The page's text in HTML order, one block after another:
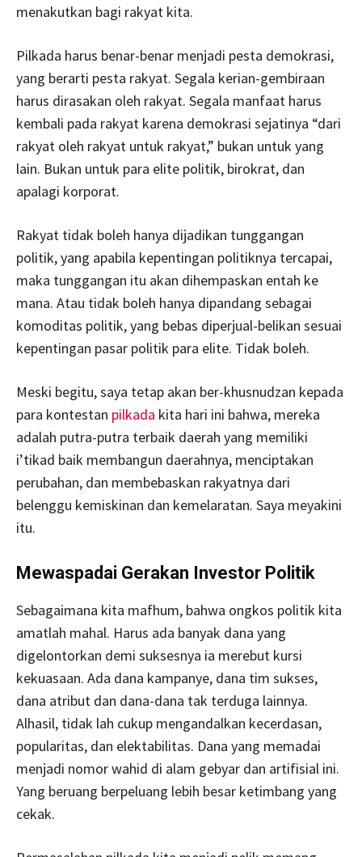
menakutkan bagi rakyat kita.
Pilkada harus benar-benar menjadi pesta demokrasi,
yang berarti pesta rakyat. Segala kerian-gembiraan
harus dirasakan oleh rakyat. Segala manfaat harus
kembali pada rakyat karena demokrasi sejatinya “dari
rakyat oleh rakyat untuk rakyat,” bukan untuk yang
lain. Bukan untuk para elite politik, birokrat, dan
apalagi korporat.
Rakyat tidak boleh hanya dijadikan tunggangan
politik, yang apabila kepentingan politiknya tercapai,
maka tunggangan itu akan dihempaskan entah ke
mana. Atau tidak boleh hanya dipandang sebagai
komoditas politik, yang bebas diperjual-belikan sesuai
kepentingan pasar politik para elite. Tidak boleh.
Meski begitu, saya tetap akan ber-khusnudzan kepada
para kontestan pilkada kita hari ini bahwa, mereka
adalah putra-putra terbaik daerah yang memiliki
i’tikad baik membangun daerahnya, menciptakan
perubahan, dan membebaskan rakyatnya dari
belenggu kemiskinan dan kemelaratan. Saya meyakini
itu.
Mewaspadai Gerakan Investor Politik
Sebagaimana kita mafhum, bahwa ongkos politik kita
amatlah mahal. Harus ada banyak dana yang
digelontorkan demi suksesnya ia merebut kursi
kekuasaan. Ada dana kampanye, dana tim sukses,
dana atribut dan dana-dana tak terduga lainnya.
Alhasil, tidak lah cukup mengandalkan kecerdasan,
popularitas, dan elektabilitas. Dana yang memadai
menjadi nomor wahid di alam gebyar dan artifisial ini.
Yang beruang berpeluang lebih besar ketimbang yang
cekak.